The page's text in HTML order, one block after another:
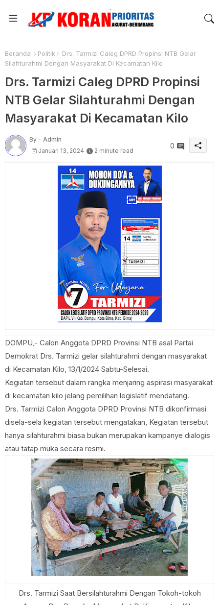
Beranda Politik
Drs. Tarmizi Caleg DPRD Propinsi NTB Gelar
Silahturahmi Dengan Masyarakat Di Kecamatan Kilo
Drs. Tarmizi Caleg DPRD Propinsi
NTB Gelar Silahturahmi Dengan
Masyarakat Di Kecamatan Kilo
By - Admin
Januari 13, 2024
2 minute read
0
DOMPU,- Calon Anggota DPRD Provinsi NTB asal Partai
Demokrat Drs. Tarmizi gelar silahturahmi dengan masyarakat
di Kecamatan Kilo, 13/1/2024 Sabtu-Selesai.
Kegiatan tersebut dalam rangka menjaring aspirasi masyarakat
di kecamatan kilo jelang pemilihan legislatif mendatang.
Drs. Tarmizi Calon Anggota DPRD Provinsi NTB dikonfirmasi
disela-sela kegiatan tersebut mengatakan, Kegiatan tersebut
hanya silahturahmi biasa bukan merupakan kampanye dialogis
atau tatap muka secara resmi.
Drs. Tarmizi Saat Bersilahturahmi Dengan Tokoh-tokoh